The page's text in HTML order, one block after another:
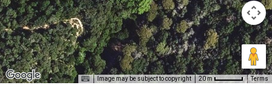
Image may be subject to copyright 20 m Terms